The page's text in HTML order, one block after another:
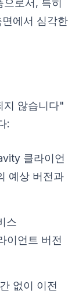
로서, 특히
에서 심각한
지 않습니다"
:
클라이언
예상 버전과
스
이언트 버전
없이 이전